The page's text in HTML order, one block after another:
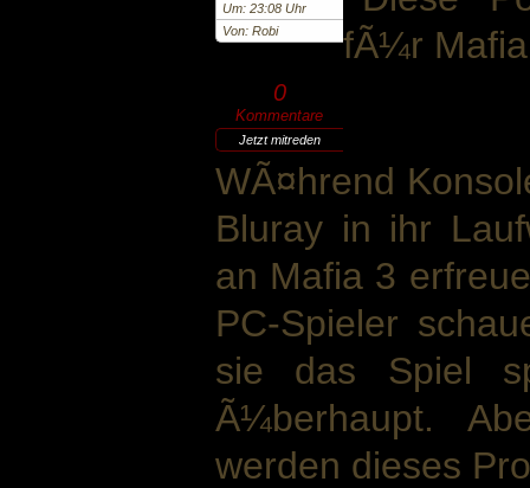
Um: 23:08 Uhr
Von: Robi
0
Kommentare
Jetzt mitreden
WÃ¤hrend
Bluray in ihr
an Mafia 3
PC-Spieler
sie das Spiel
Ã¼berhaupt.
werden dieses